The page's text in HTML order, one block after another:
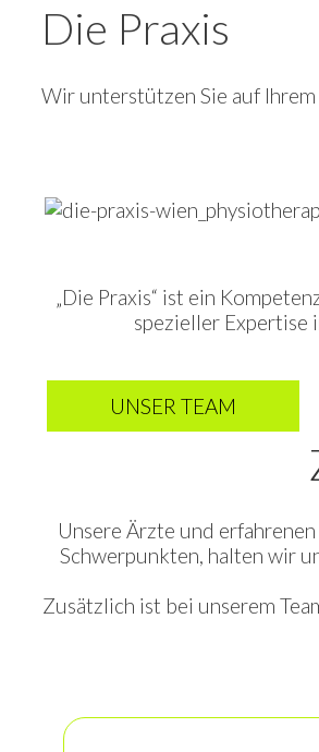
Die Praxis
Wir unterstützen Sie auf
„Die Praxis“ ist ein
spezieller Expertise
UNSER TEAM
Unsere Ärzte und
Schwerpunkten, halten wir
Zusätzlich ist bei unserem